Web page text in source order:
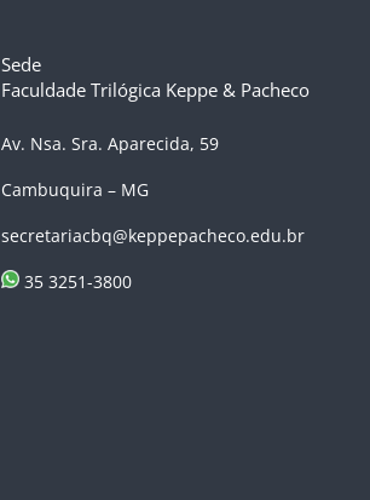
Sede
Faculdade Trilógica Keppe & Pacheco
Av. Nsa. Sra. Aparecida, 59
Cambuquira – MG
secretariacbq@keppepacheco.edu.br
35 3251-3800